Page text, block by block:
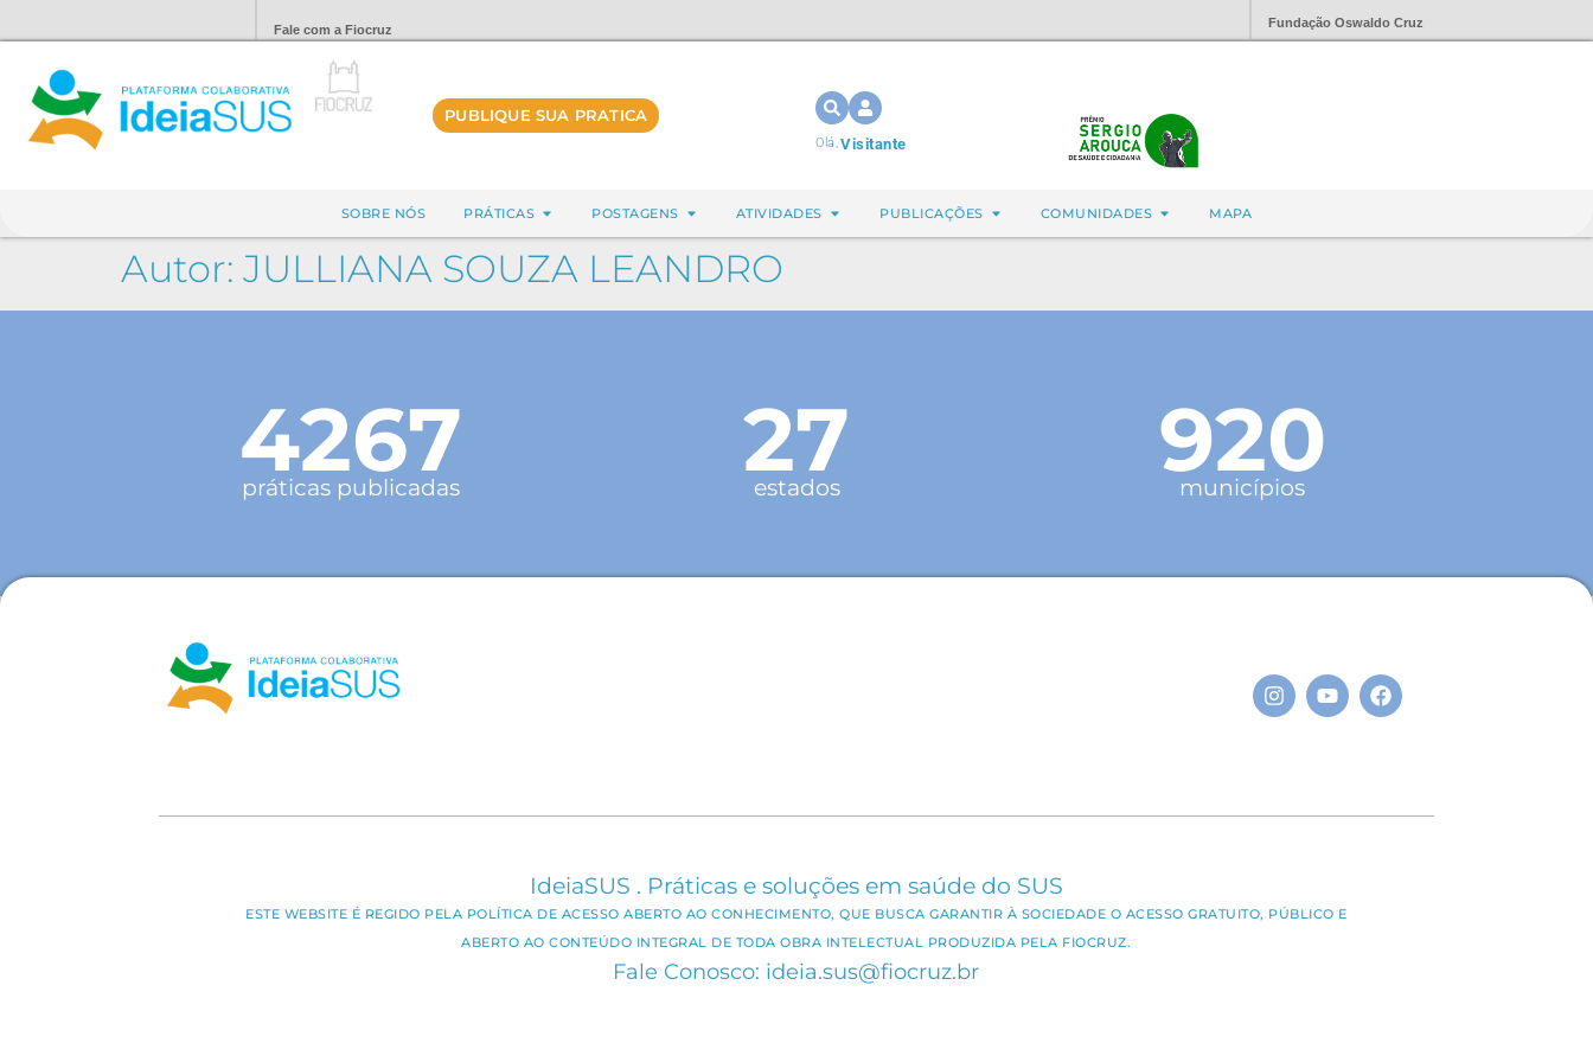
Fale com a Fiocruz Fundação Oswaldo Cruz
PUBLIQUE SUA PRATICA
Olá,Visitante
SOBRE NÓS PRÁTICAS POSTAGENS ATIVIDADES PUBLICAÇÕES COMUNIDADES MAPA
Autor: JULLIANA SOUZA LEANDRO
4267
práticas publicadas 27
estados 920
municípios
IdeiaSUS . Práticas e soluções em saúde do SUS
ESTE WEBSITE É REGIDO PELA POLÍTICA DE ACESSO ABERTO AO CONHECIMENTO, QUE BUSCA GARANTIR À SOCIEDADE O ACESSO GRATUITO, PÚBLICO E
ABERTO AO CONTEÚDO INTEGRAL DE TODA OBRA INTELECTUAL PRODUZIDA PELA FIOCRUZ.
Fale Conosco: ideia.sus@fiocruz.br